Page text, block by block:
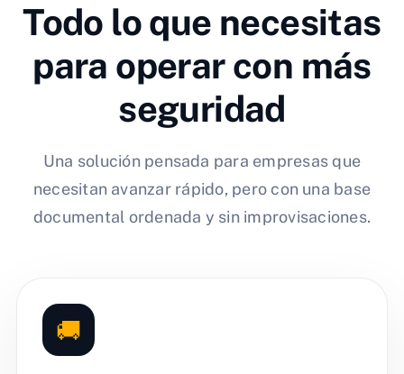
Todo lo que necesitas
para operar con más
seguridad
Una solución pensada para empresas que
necesitan avanzar rápido, pero con una base
documental ordenada y sin improvisaciones.
🚚